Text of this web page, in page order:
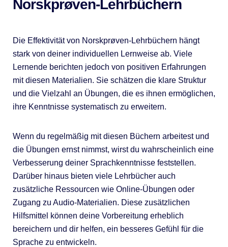
Norskprøven-Lehrbüchern
Die Effektivität von Norskprøven-Lehrbüchern hängt
stark von deiner individuellen Lernweise ab. Viele
Lernende berichten jedoch von positiven Erfahrungen
mit diesen Materialien. Sie schätzen die klare Struktur
und die Vielzahl an Übungen, die es ihnen ermöglichen,
ihre Kenntnisse systematisch zu erweitern.
Wenn du regelmäßig mit diesen Büchern arbeitest und
die Übungen ernst nimmst, wirst du wahrscheinlich eine
Verbesserung deiner Sprachkenntnisse feststellen.
Darüber hinaus bieten viele Lehrbücher auch
zusätzliche Ressourcen wie Online-Übungen oder
Zugang zu Audio-Materialien. Diese zusätzlichen
Hilfsmittel können deine Vorbereitung erheblich
bereichern und dir helfen, ein besseres Gefühl für die
Sprache zu entwickeln.